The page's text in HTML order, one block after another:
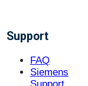
Support
FAQ
Siemens
Support